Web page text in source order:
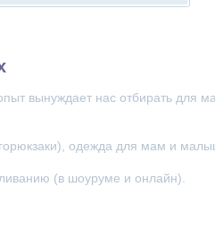
вынуждает нас отбирать для
одежда для мам и
(в шоуруме и онлайн).